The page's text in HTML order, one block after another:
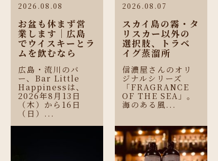
2026.08.08
お盆も休まず営
業します｜広島
でウイスキーとラ
ムを飲むなら
広島・流川のバ
ー、Bar Little
Happinessは、
2026年8月13日
（木）から16日
（日）...
2026.08.07
スカイ島の霧・タ
リスカー以外の
選択肢、トラベ
イグ蒸溜所
信濃屋さんのオリ
ジナルシリーズ
「FRAGRANCE
OF THE SEA」。
海のある風...